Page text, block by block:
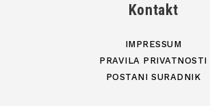
Kontakt
IMPRESSUM
PRAVILA PRIVATNOSTI
POSTANI SURADNIK